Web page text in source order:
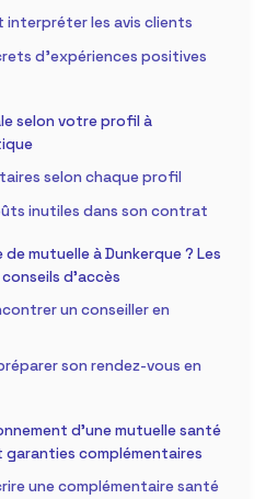
interpréter les avis clients
d’expériences positives
selon votre profil à
selon chaque profil
inutiles dans son contrat
mutuelle à Dunkerque ? Les
d’accès
un conseiller en
son rendez-vous en
d’une mutuelle santé
garanties complémentaires
une complémentaire santé